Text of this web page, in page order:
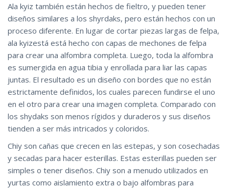
Ala kyiz también están hechos de fieltro, y pueden tener
diseños similares a los shyrdaks, pero están hechos con un
proceso diferente. En lugar de cortar piezas largas de felpa,
ala kyizestá está hecho con capas de mechones de felpa
para crear una alfombra completa. Luego, toda la alfombra
es sumergida en agua tibia y enrollada para liar las capas
juntas. El resultado es un diseño con bordes que no están
estrictamente definidos, los cuales parecen fundirse el uno
en el otro para crear una imagen completa. Comparado con
los shydaks son menos rígidos y duraderos y sus diseños
tienden a ser más intricados y coloridos.
Chiy son cañas que crecen en las estepas, y son cosechadas
y secadas para hacer esterillas. Estas esterillas pueden ser
simples o tener diseños. Chiy son a menudo utilizados en
yurtas como aislamiento extra o bajo alfombras para